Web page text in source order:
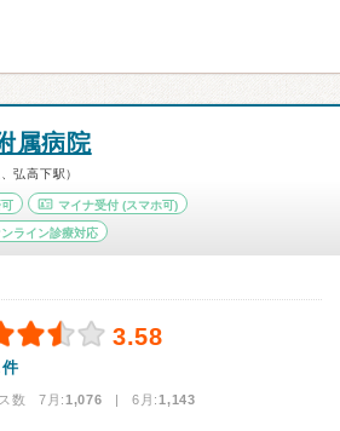
属病院
弘高下駅）
マイナ受付 (スマホ可)
ンライン診療対応
3.58
数 7月:1,076 | 6月:1,143